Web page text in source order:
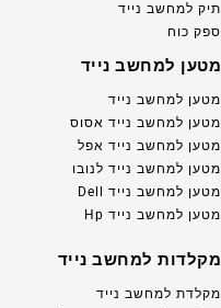
תיק למחשב נייד
ספק כוח
מטען למחשב נייד
מטען למחשב נייד
מטען למחשב נייד אסוס
מטען למחשב נייד אפל
מטען למחשב נייד לנובו
מטען למחשב נייד Dell
מטען למחשב נייד Hp
מקלדות למחשב נייד
מקלדת למחשב נייד